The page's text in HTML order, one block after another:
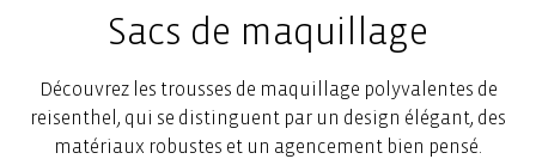
Sacs de maquillage
Découvrez les trousses de maquillage polyvalentes de
reisenthel, qui se distinguent par un design élégant, des
matériaux robustes et un agencement bien pensé.